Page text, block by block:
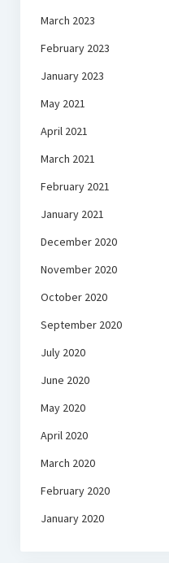
March 2023
February 2023
January 2023
May 2021
April 2021
March 2021
February 2021
January 2021
December 2020
November 2020
October 2020
September 2020
July 2020
June 2020
May 2020
April 2020
March 2020
February 2020
January 2020